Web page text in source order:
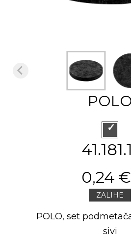
POLO
0,24 €
ZALIHE
POLO, set
sivi